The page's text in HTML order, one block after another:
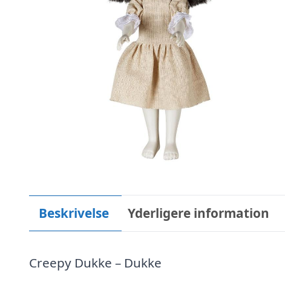
Beskrivelse Yderligere information
Creepy Dukke – Dukke